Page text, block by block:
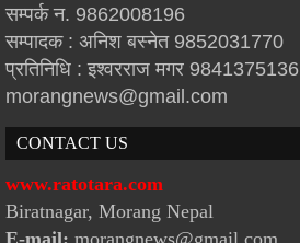
सम्पर्क न. 9862008196
सम्पादक : अनिश बस्नेत 9852031770
प्रतिनिधि : इश्वरराज मगर 9841375136
morangnews@gmail.com
CONTACT US
www.ratotara.com
Biratnagar, Morang Nepal